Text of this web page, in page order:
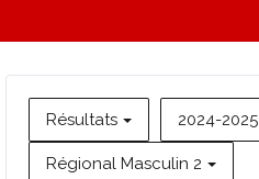
Résultats 2024-2025
Régional Masculin 2